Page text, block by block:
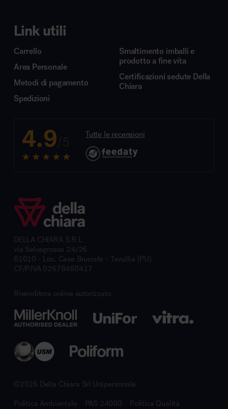
Link utili
Carrello
Area Personale
Metodi di pagamento
Spedizioni
Smaltimento imballi e
prodotto a fine vita
Certificazioni sedute Della
Chiara
4.9/5 Tutte le recensioni
DELLA CHIARA S.R.L.
via Selvagrossa 24/26
61010 - Loc. Case Bruciate - Tavullia (PU)
CF/P.IVA 02678460417
Rivenditore online autorizzato
©2026 Della Chiara Srl Unipersonale
Politica Ambientale PAS 24000 Politica Qualità